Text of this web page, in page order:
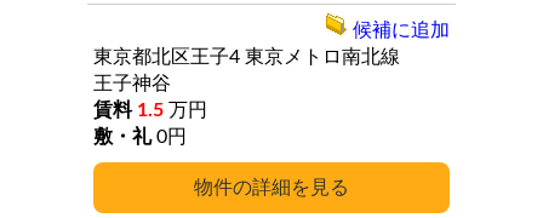
詳細
東京都北区王子4 東京メトロ南北線
王子神谷
1.5 万円
0円
候補に追加